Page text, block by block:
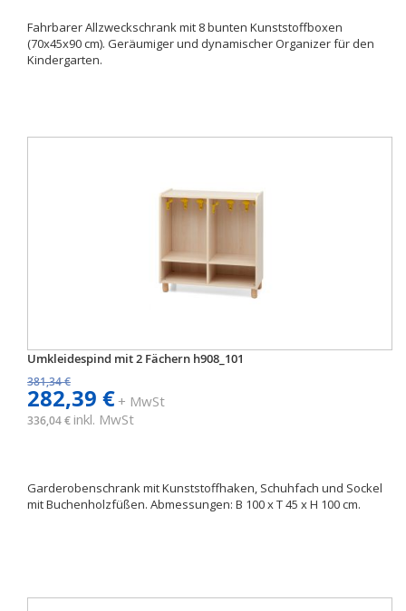
Fahrbarer Allzweckschrank mit 8 bunten Kunststoffboxen
(70x45x90 cm). Geräumiger und dynamischer Organizer für den
Kindergarten.
Umkleidespind mit 2 Fächern h908_101
381,34 €
282,39 €+ MwSt
336,04 € inkl. MwSt
Garderobenschrank mit Kunststoffhaken, Schuhfach und Sockel
mit Buchenholzfüßen. Abmessungen: B 100 x T 45 x H 100 cm.